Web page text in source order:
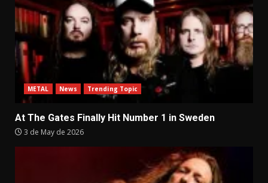
METAL News Trending Topic
At The Gates Finally Hit Number 1 in Sweden
3 de May de 2026